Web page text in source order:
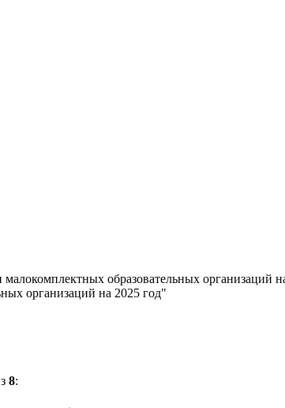
образовательных организаций
организаций на 2025 год"
8: